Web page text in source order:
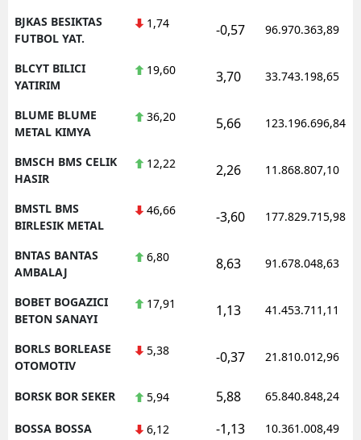
BJKAS BESIKTAS
FUTBOL YAT.
1,74 -0,57 96.970.363,89
BLCYT BILICI
YATIRIM
19,60 3,70 33.743.198,65
BLUME BLUME
METAL KIMYA
36,20 5,66 123.196.696,84
BMSCH BMS CELIK
HASIR
12,22 2,26 11.868.807,10
BMSTL BMS
BIRLESIK METAL
46,66 -3,60 177.829.715,98
BNTAS BANTAS
AMBALAJ
6,80 8,63 91.678.048,63
BOBET BOGAZICI
BETON SANAYI
17,91 1,13 41.453.711,11
BORLS BORLEASE
OTOMOTIV
5,38 -0,37 21.810.012,96
BORSK BOR SEKER 5,94 5,88 65.840.848,24
BOSSA BOSSA 6,12 -1,13 10.361.008,49